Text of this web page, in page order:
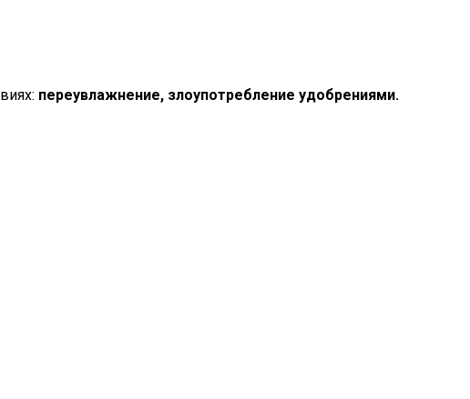
переувлажнение, злоупотребление удобрениями.